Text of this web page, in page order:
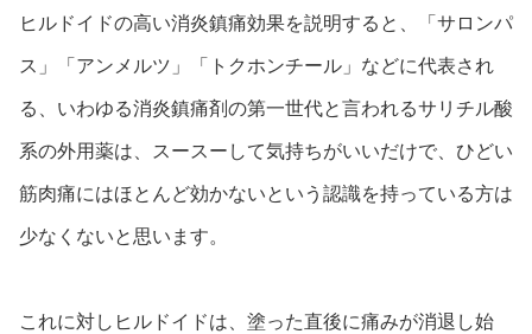
ヒルドイドの高い消炎鎮痛効果を説明すると、「サロンパ
ス」「アンメルツ」「トクホンチール」などに代表され
る、いわゆる消炎鎮痛剤の第一世代と言われるサリチル酸
系の外用薬は、スースーして気持ちがいいだけで、ひどい
筋肉痛にはほとんど効かないという認識を持っている方は
少なくないと思います。
これに対しヒルドイドは、塗った直後に痛みが消退し始